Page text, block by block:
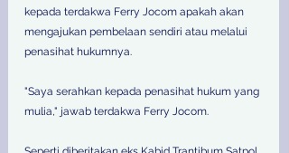
kepada terdakwa Ferry Jocom apakah akan
mengajukan pembelaan sendiri atau melalui
penasihat hukumnya.
"Saya serahkan kepada penasihat hukum yang
mulia," jawab terdakwa Ferry Jocom.